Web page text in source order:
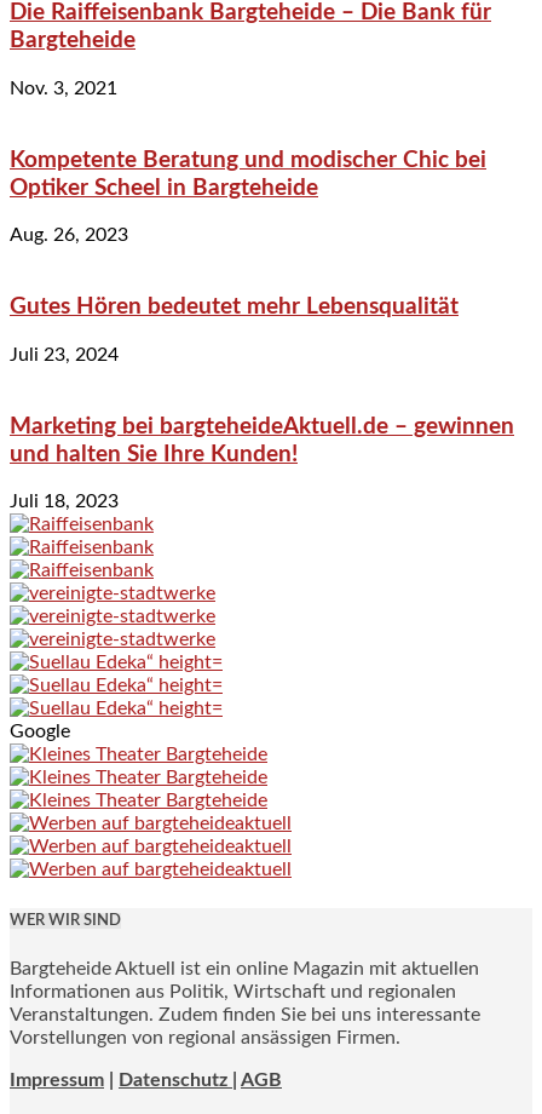
Die Raiffeisenbank Bargteheide – Die Bank für
Bargteheide
Nov. 3, 2021
Kompetente Beratung und modischer Chic bei
Optiker Scheel in Bargteheide
Aug. 26, 2023
Gutes Hören bedeutet mehr Lebensqualität
Juli 23, 2024
Marketing bei bargteheideAktuell.de – gewinnen
und halten Sie Ihre Kunden!
Juli 18, 2023
Google
WER WIR SIND
Bargteheide Aktuell ist ein online Magazin mit aktuellen
Informationen aus Politik, Wirtschaft und regionalen
Veranstaltungen. Zudem finden Sie bei uns interessante
Vorstellungen von regional ansässigen Firmen.
Impressum Datenschutz | AGB